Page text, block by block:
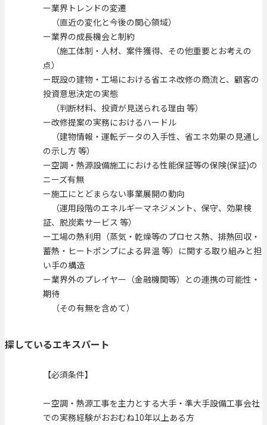
ー業界トレンドの変遷
（直近の変化と今後の関心領域）
ー業界の成長機会と制約
（施工体制・人材、案件獲得、その他重要とお考えの
点）
ー既設の建物・工場における省エネ改修の商流と、顧客の
投資意思決定の実態
（判断材料、投資が見送られる理由 等）
ー改修提案の実務におけるハードル
（建物情報・運転データの入手性、省エネ効果の見通し
の示し方 等）
ー空調・熱源設備施工における性能保証等の保険(保証)の
ニーズ有無
ー施工にとどまらない事業展開の動向
（運用段階のエネルギーマネジメント、保守、効果検
証、脱炭素サービス 等）
ー工場の熱利用（蒸気・乾燥等のプロセス熱、排熱回収・
蓄熱・ヒートポンプによる昇温 等）に関する取り組みと担
い手の構造
ー業界外のプレイヤー（金融機関等）との連携の可能性・
期待
（その有無を含めて）
探しているエキスパート
【必須条件】
ー空調・熱源工事を主力とする大手・準大手設備工事会社
での実務経験がおおむね10年以上ある方